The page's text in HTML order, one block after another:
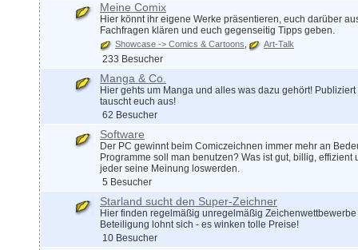
Meine Comix
Hier könnt ihr eigene Werke präsentieren, euch darüber
Fachfragen klären und euch gegenseitig Tipps geben.
Showcase -> Comics & Cartoons Art-Talk
233 Besucher
Manga & Co.
Hier gehts um Manga und alles was dazu gehört!
tauscht euch aus!
62 Besucher
Software
Der PC gewinnt beim Comiczeichnen immer mehr an
Programme soll man benutzen? Was ist gut, billig, effizient
jeder seine Meinung loswerden.
5 Besucher
Starland sucht den Super-Zeichner
Hier finden regelmäßig unregelmäßig Zeichenwettbewerbe
Beteiligung lohnt sich - es winken tolle Preise!
10 Besucher